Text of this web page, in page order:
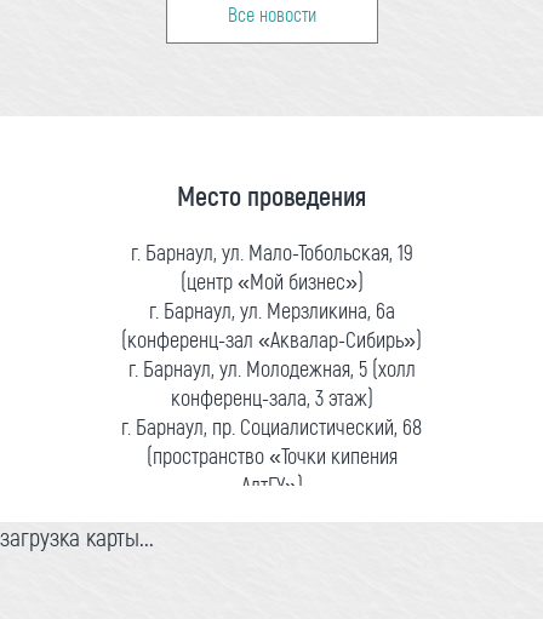
Все новости
Место проведения
г. Барнаул, ул. Мало-Тобольская, 19
(центр «Мой бизнес»)
г. Барнаул, ул. Мерзликина, 6а
(конференц-зал «Аквалар-Сибирь»)
г. Барнаул, ул. Молодежная, 5 (холл
конференц-зала, 3 этаж)
г. Барнаул, пр. Социалистический, 68
(пространство «Точки кипения
АлтГУ»)
загрузка карты...